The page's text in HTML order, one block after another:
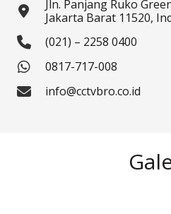
Jln. Panjang Ruko
Jakarta Barat 11520,
(021) – 2258 0400
0817-717-008
info@cctvbro.co.id